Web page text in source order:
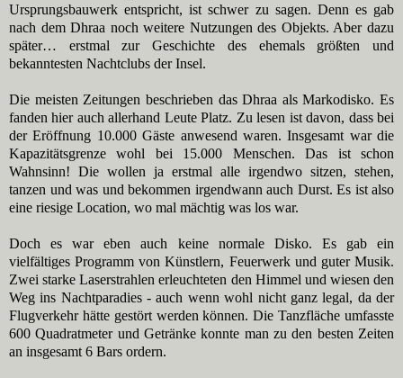
Ursprungsbauwerk entspricht, ist schwer zu sagen. Denn es gab
nach dem Dhraa noch weitere Nutzungen des Objekts. Aber dazu
später… erstmal zur Geschichte des ehemals größten und
bekanntesten Nachtclubs der Insel.
Die meisten Zeitungen beschrieben das Dhraa als Markodisko. Es
fanden hier auch allerhand Leute Platz. Zu lesen ist davon, dass bei
der Eröffnung 10.000 Gäste anwesend waren. Insgesamt war die
Kapazitätsgrenze wohl bei 15.000 Menschen. Das ist schon
Wahnsinn! Die wollen ja erstmal alle irgendwo sitzen, stehen,
tanzen und was und bekommen irgendwann auch Durst. Es ist also
eine riesige Location, wo mal mächtig was los war.
Doch es war eben auch keine normale Disko. Es gab ein
vielfältiges Programm von Künstlern, Feuerwerk und guter Musik.
Zwei starke Laserstrahlen erleuchteten den Himmel und wiesen den
Weg ins Nachtparadies - auch wenn wohl nicht ganz legal, da der
Flugverkehr hätte gestört werden können. Die Tanzfläche umfasste
600 Quadratmeter und Getränke konnte man zu den besten Zeiten
an insgesamt 6 Bars ordern.